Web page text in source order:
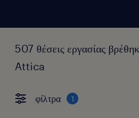
507 θέσεις εργασίας
Attica
φίλτρα 1